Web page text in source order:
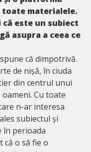
materialele.
că este un subiect
asupra a ceea ce
că dimpotrivă.
de nișă, în ciuda
din centrul unui
Cu toate
n-ar interesa
subiectul și
în perioada
că o să fie o